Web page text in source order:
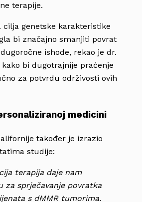
terapije.
genetske karakteristike
bi značajno smanjiti povrat
ishode, rekao je dr.
bi dugotrajnije praćenje
za potvrdu održivosti ovih
medicini
također je izrazio
studije:
terapija daje nam
za sprječavanje povratka
s dMMR tumorima.